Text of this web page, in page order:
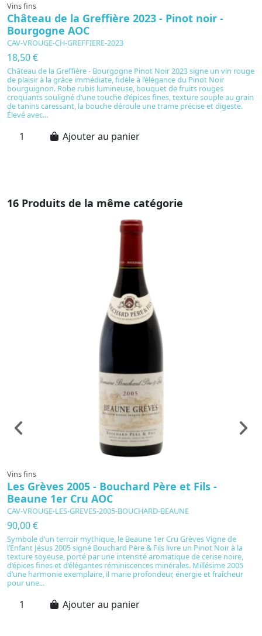
Vins fins
Château de la Greffière 2023 - Pinot noir -
Bourgogne AOC
CAV-VROUGE-CH-GREFFIERE-2023
18,50 €
Château de la Greffière - Bourgogne Pinot Noir 2023 signe un vin rouge
de plaisir à la grâce immédiate, fidèle à l’élégance du Pinot Noir
bourguignon. Robe rubis lumineuse, bouquet de fruits rouges
croquants souligné d’une touche d’épices fines, texture souple au grain
de tanins caressant, la bouche déroule une trame précise et digeste.
Élevé avec...
Ajouter au panier
16 Produits de la même catégorie
Vins fins
Les Grèves 2005 - Bouchard Père et Fils -
Beaune 1er Cru AOC
CAV-VROUGE-LES-GREVES-2005-BOUCHARD-BEAUNE
90,00 €
Symbole d’un terroir mythique, le Beaune 1er Cru Grèves Vigne de
l’Enfant Jésus 2005 signé Bouchard Père & Fils livre un Pinot Noir à la
texture soyeuse, porté par une intensité aromatique de cerise noire,
d’épices fines et d’élégantes réminiscences minérales. Millésime 2005
d’une harmonie exemplaire, il marie profondeur, énergie et fraîcheur
pour une...
Ajouter au panier